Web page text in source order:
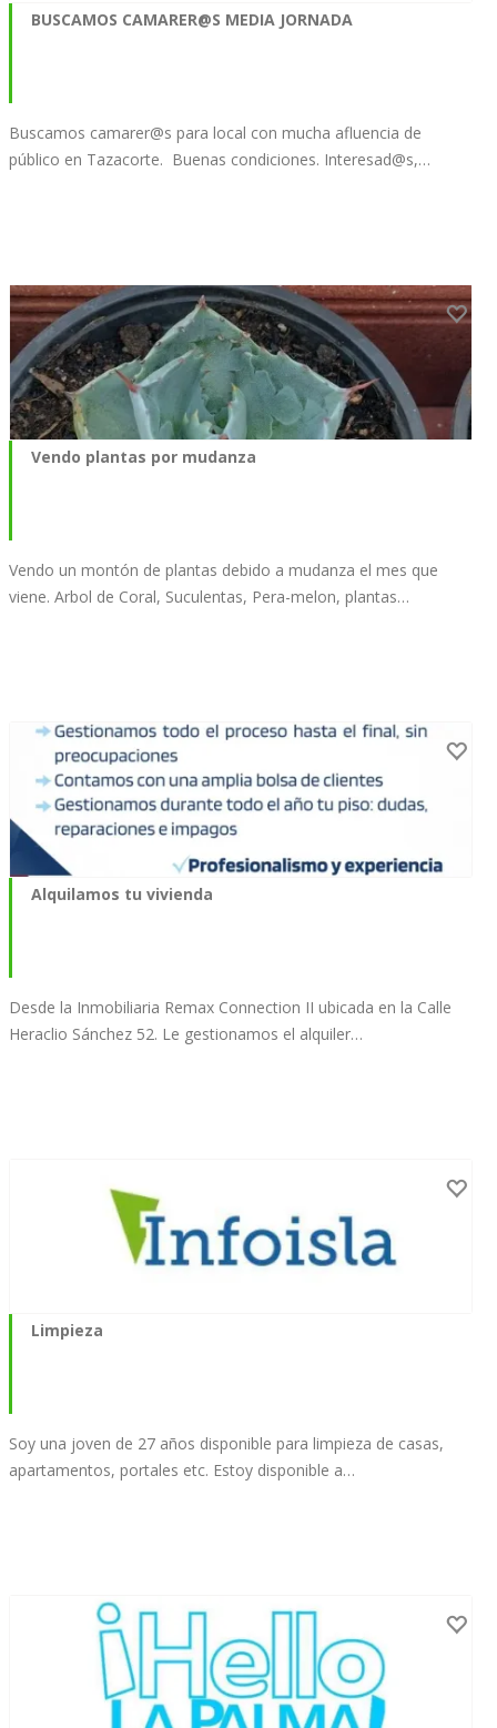
BUSCAMOS CAMARER@S MEDIA JORNADA
Buscamos camarer@s para local con mucha afluencia de
público en Tazacorte. Buenas condiciones. Interesad@s,…
Vendo plantas por mudanza
Vendo un montón de plantas debido a mudanza el mes que
viene. Arbol de Coral, Suculentas, Pera-melon, plantas…
Alquilamos tu vivienda
Desde la Inmobiliaria Remax Connection II ubicada en la Calle
Heraclio Sánchez 52. Le gestionamos el alquiler…
Limpieza
Soy una joven de 27 años disponible para limpieza de casas,
apartamentos, portales etc. Estoy disponible a…